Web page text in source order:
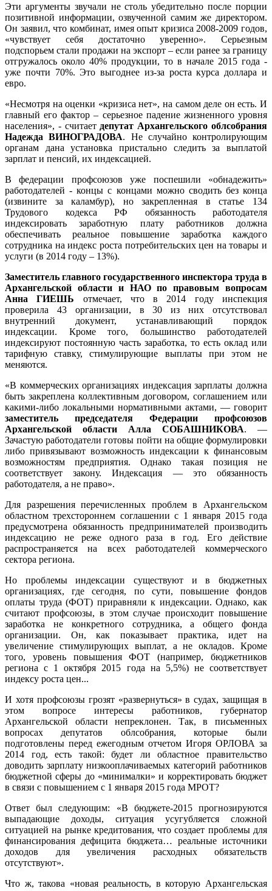
Эти аргументы звучали не столь убедительно после порции
позитивной информации, озвученной самим же директором.
Он заявил, что комбинат, имея опыт кризиса 2008-2009 годов,
«чувствует себя достаточно уверенно». Серьезным
подспорьем стали продажи на экспорт – если ранее за границу
отгружалось около 40% продукции, то в начале 2015 года -
уже почти 70%. Это выгоднее из-за роста курса доллара и
евро.
«Несмотря на оценки «кризиса нет», на самом деле он есть. И
главный его фактор – серьезное падение жизненного уровня
населения», - считает депутат Архангельского облсобрания
Надежда ВИНОГРАДОВА. Не случайно контролирующим
органам дана установка пристально следить за выплатой
зарплат и пенсий, их индексацией.
В федерации профсоюзов уже поспешили «обнадежить»
работодателей - концы с концами можно сводить без конца
(извините за каламбур), но закрепленная в статье 134
Трудового кодекса РФ обязанность работодателя
индексировать заработную плату работников должна
обеспечивать реальное повышение заработка каждого
сотрудника на индекс роста потребительских цен на товары и
услуги (в 2014 году – 13%).
Заместитель главного государственного инспектора труда в
Архангельской области и НАО по правовым вопросам
Анна ГИЕШЬ отмечает, что в 2014 году инспекция
проверила 43 организации, в 30 из них отсутствовал
внутренний документ, устанавливающий порядок
индексации. Кроме того, большинство работодателей
индексируют постоянную часть заработка, то есть оклад или
тарифную ставку, стимулирующие выплаты при этом не
меняются.
«В коммерческих организациях индексация зарплаты должна
быть закреплена коллективным договором, соглашением или
какими-либо локальными нормативными актами, — говорит
заместитель председателя Федерации профсоюзов
Архангельской области Алла СОБАШНИКОВА. —
Зачастую работодатели готовы пойти на общие формулировки
либо привязывают возможность индексации к финансовым
возможностям предприятия. Однако такая позиция не
соответствует закону. Индексация — это обязанность
работодателя, а не право».
Для разрешения перечисленных проблем в Архангельском
областном трехстороннем соглашении с 1 января 2015 года
предусмотрена обязанность предпринимателей производить
индексацию не реже одного раза в год. Его действие
распространяется на всех работодателей коммерческого
сектора региона.
Но проблемы индексации существуют и в бюджетных
организациях, где сегодня, по сути, повышение фондов
оплаты труда (ФОТ) приравняли к индексации. Однако, как
считают профсоюзы, в этом случае происходит повышение
заработка не конкретного сотрудника, а общего фонда
организации. Он, как показывает практика, идет на
увеличение стимулирующих выплат, а не окладов. Кроме
того, уровень повышения ФОТ (например, бюджетников
региона с 1 октября 2015 года на 5,5%) не соответствует
индексу роста цен...
И хотя профсоюзы грозят «развернуться» в судах, защищая в
этом вопросе интересы работников, губернатор
Архангельской области непреклонен. Так, в письменных
вопросах депутатов облсобрания, которые были
подготовлены перед ежегодным отчетом Игоря ОРЛОВА за
2014 год, есть такой: будет ли областное правительство
доводить зарплату низкооплачиваемых категорий работников
бюджетной сферы до «минималки» и корректировать бюджет
в связи с повышением с 1 января 2015 года МРОТ?
Ответ был следующим: «В бюджете-2015 прогнозируются
выпадающие доходы, ситуация усугубляется сложной
ситуацией на рынке кредитования, что создает проблемы для
финансирования дефицита бюджета… реальные источники
доходов для увеличения расходных обязательств
отсутствуют».
Что ж, такова «новая реальность, в которую Архангельская